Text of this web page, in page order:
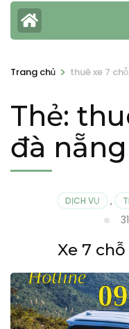
Trang chủ > thuê xe 7
Thẻ:
đà nẵng
DỊCH VỤ ,
Xe 7